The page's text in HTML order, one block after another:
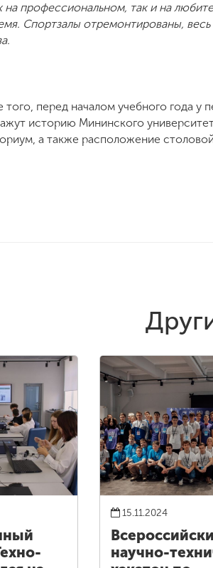
на профессиональном, так и на
Спортзалы отремонтированы, весь
того, перед началом учебного года у
историю Мининского
а также расположение
15.11.2024
научно-